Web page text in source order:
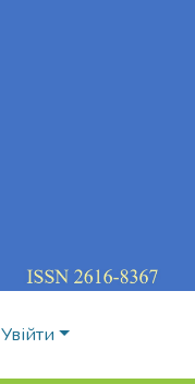
Увійти